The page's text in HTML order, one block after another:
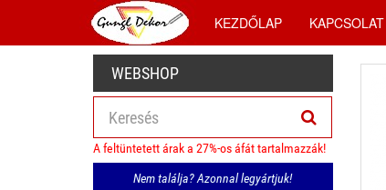
KEZDŐLAP KAPCSOLAT
WEBSHOP
A feltüntetett árak a 27%-os áfát tartalmazzák!
Nem találja? Azonnal legyártjuk!